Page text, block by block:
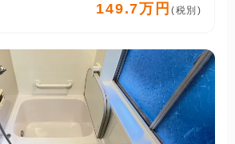
149.7万円 (税別)